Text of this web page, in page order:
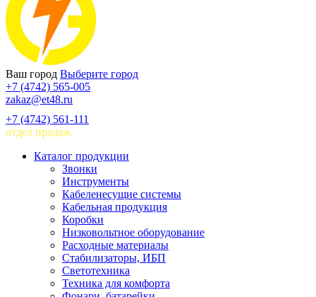
Ваш город Выберите город
+7 (4742) 565-005
zakaz@et48.ru
+7 (4742) 561-111
отдел продаж
Каталог продукции
Звонки
Инструменты
Кабеленесущие системы
Кабельная продукция
Коробки
Низковольтное оборудование
Расходные материалы
Стабилизаторы, ИБП
Светотехника
Техника для комфорта